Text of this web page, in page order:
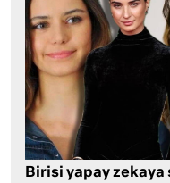
Birisi yapay